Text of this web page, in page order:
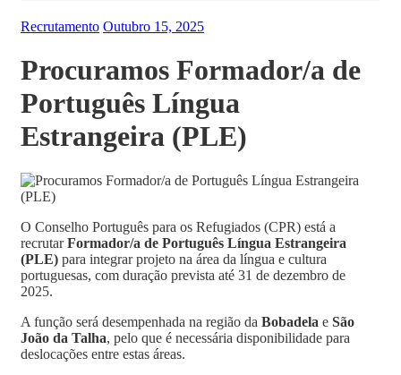
Recrutamento Outubro 15, 2025
Procuramos Formador/a de
Português Língua
Estrangeira (PLE)
O Conselho Português para os Refugiados (CPR) está a
recrutarFormador/a de Português Língua Estrangeira
(PLE) para integrar projeto na área da língua e cultura
portuguesas, com duração prevista até 31 de dezembro de
2025.
A função será desempenhada na região da Bobadela e São
João da Talha, pelo que é necessária disponibilidade para
deslocações entre estas áreas.